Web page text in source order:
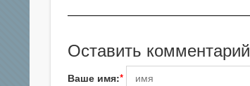
Оставить комментарий
Ваше имя: